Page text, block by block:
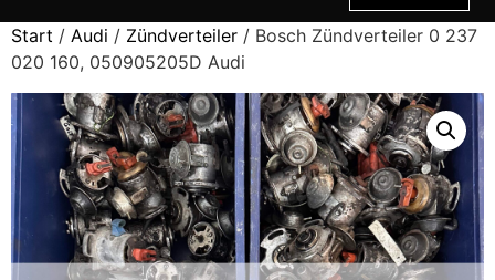
Start / Audi / Zündverteiler / Bosch Zündverteiler 0 237
020 160, 050905205D Audi